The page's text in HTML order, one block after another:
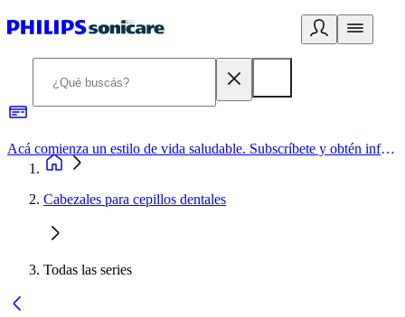
Acá comienza un estilo de vida saludable. Subscríbete y obtén información de primera mano
Cabezales para cepillos dentales
Todas las series